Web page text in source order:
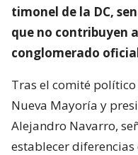
timonel de la DC,
que no contribuyen
conglomerado
Tras el comité político
Nueva Mayoría y
Alejandro Navarro,
establecer